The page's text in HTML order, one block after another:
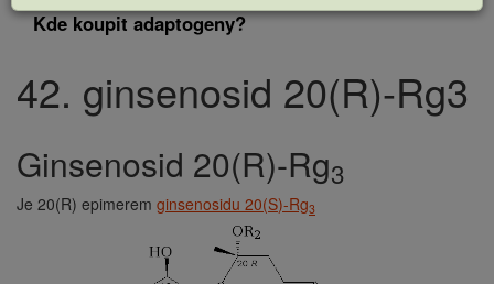
Kde koupit adaptogeny?
Drobečková
navigace
42. ginsenosid 20(R)-Rg3
ginsenosid 20(R)-Rg3
Je 20(R) epimerem ginsenosidu 20(S)-Rg3